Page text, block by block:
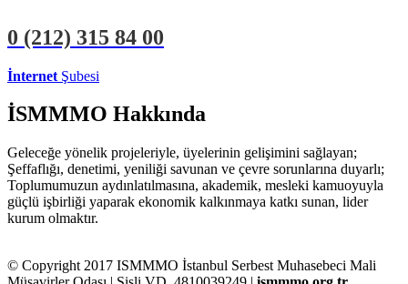
0 (212) 315 84 00
İnternet Şubesi
İSMMMO Hakkında
Geleceğe yönelik projeleriyle, üyelerinin gelişimini sağlayan;
Şeffaflığı, denetimi, yeniliği savunan ve çevre sorunlarına duyarlı;
Toplumumuzun aydınlatılmasına, akademik, mesleki kamuoyuyla
güçlü işbirliği yaparak ekonomik kalkınmaya katkı sunan, lider
kurum olmaktır.
© Copyright 2017 ISMMMO İstanbul Serbest Muhasebeci Mali